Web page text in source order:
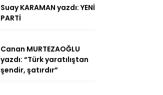
Suay KARAMAN yazdı: YENİ
PARTİ
Canan MURTEZAOĞLU
yazdı: “Türk yaratılıştan
şendir, şatırdır”